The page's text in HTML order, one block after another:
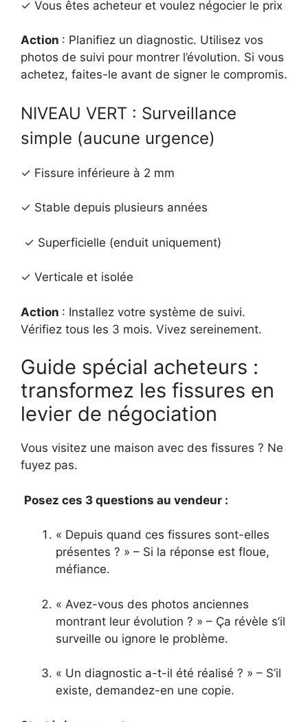
✓ Vous êtes acheteur et voulez négocier le prix
Action : Planifiez un diagnostic. Utilisez vos
photos de suivi pour montrer l’évolution. Si vous
achetez, faites-le avant de signer le compromis.
NIVEAU VERT : Surveillance
simple (aucune urgence)
✓ Fissure inférieure à 2 mm
✓ Stable depuis plusieurs années
✓ Superficielle (enduit uniquement)
✓ Verticale et isolée
Action : Installez votre système de suivi.
Vérifiez tous les 3 mois. Vivez sereinement.
Guide spécial acheteurs :
transformez les fissures en
levier de négociation
Vous visitez une maison avec des fissures ? Ne
fuyez pas.
Posez ces 3 questions au vendeur :
« Depuis quand ces fissures sont-elles
présentes ? » – Si la réponse est floue,
méfiance.
« Avez-vous des photos anciennes
montrant leur évolution ? » – Ça révèle s’il
surveille ou ignore le problème.
« Un diagnostic a-t-il été réalisé ? » – S’il
existe, demandez-en une copie.